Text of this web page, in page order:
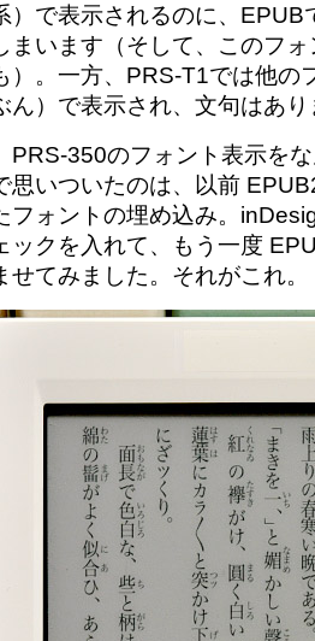
）で表示されるのに、
まいます（そして、このフ
）。一方、PRS-T1では他の
ん）で表示され、文句はあ
PRS-350のフォント表示を
思いついたのは、以前
フォントの埋め込み。
ックを入れて、もう一度
せてみました。それがこれ。